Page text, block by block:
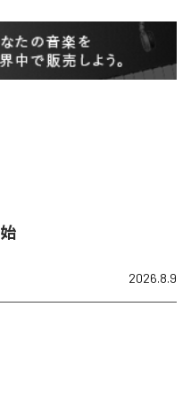
2026.8.9